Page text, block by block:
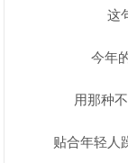
这
今年
用那种
贴合年轻人